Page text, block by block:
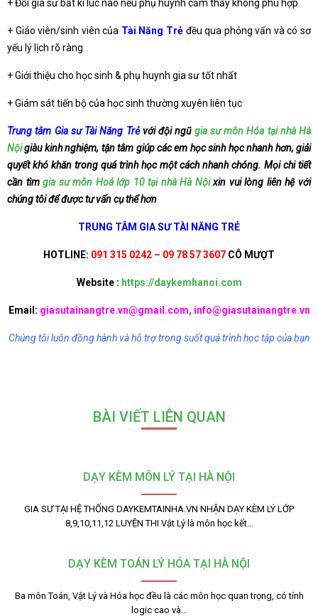
+ Đổi gia sư bất kì lúc nào nếu phụ huynh cảm thấy không phù hợp
+ Giáo viên/sinh viên của Tài Năng Trẻ đều qua phỏng vấn và có sơ
yếu lý lịch rõ ràng
+ Giới thiệu cho học sinh & phụ huynh gia sư tốt nhất
+ Giám sát tiến bộ của học sinh thường xuyên liên tục
Trung tâm Gia sư Tài Năng Trẻvới đội ngũ gia sư môn Hóa tại nhà Hà
Nộigiàu kinh nghiệm, tận tâm giúp các em học sinh học nhanh hơn, giải
quyết khó khăn trong quá trình học một cách nhanh chóng. Mọi chi tiết
cần tìmgia sư môn Hoá lớp 10 tại nhà Hà Nộixin vui lòng liên hệ với
chúng tôi để được tư vấn cụ thể hơn
TRUNG TÂM GIA SƯ TÀI NĂNG TRẺ
HOTLINE: 091 315 0242 – 09 78 57 3607 CÔ MƯỢT
Website : https://daykemhanoi.com
Email: giasutainangtre.vn@gmail.com, info@giasutainangtre.vn
Chúng tôi luôn đồng hành và hỗ trợ trong suốt quá trình học tập của bạn
BÀI VIẾT LIÊN QUAN
DẠY KÈM MÔN LÝ TẠI HÀ NỘI
GIA SƯ TẠI HỆ THỐNG DAYKEMTAINHA.VN NHẬN DẠY KÈM LÝ LỚP
8,9,10,11,12 LUYỆN THI Vật Lý là môn học kết…
DẠY KÈM TOÁN LÝ HÓA TẠI HÀ NỘI
Ba môn Toán, Vật Lý và Hóa học đều là các môn học quan trọng, có tính
logic cao và…